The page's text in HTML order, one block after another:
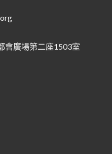
會廣場第二座1503室